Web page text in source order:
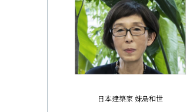
日本建築家 妹島和世